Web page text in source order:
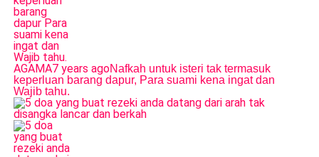
AGAMA7 years agoNafkah untuk isteri tak termasuk
keperluan barang dapur, Para suami kena ingat dan
Wajib tahu.